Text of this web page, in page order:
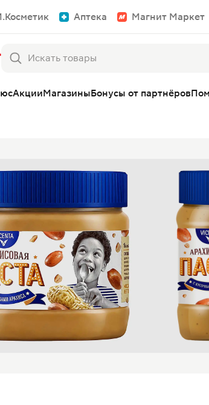
Аптека Магнит Маркет
АкцииМагазиныБонусы от партнёров